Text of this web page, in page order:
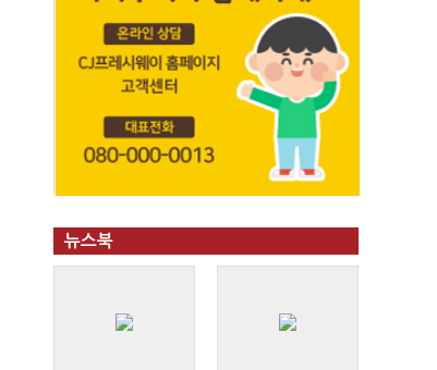
뉴스북